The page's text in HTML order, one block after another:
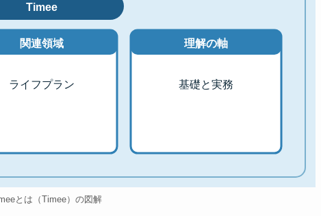
Timee
関連領域
ライフプラン
理解の軸
基礎と実務
とは（Timee）の図解